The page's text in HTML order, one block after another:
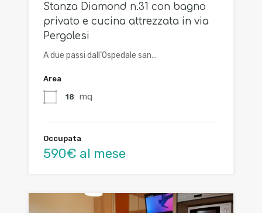
Stanza Diamond n.31 con bagno
privato e cucina attrezzata in via
Pergolesi
A due passi dall’Ospedale san…
Area
18 mq
Occupata
590€ al mese